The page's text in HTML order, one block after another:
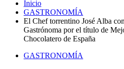
Inicio
GASTRONOMÍA
El Chef torrentino José Alba
Gastrónoma por el título de
Chocolatero de España
GASTRONOMÍA